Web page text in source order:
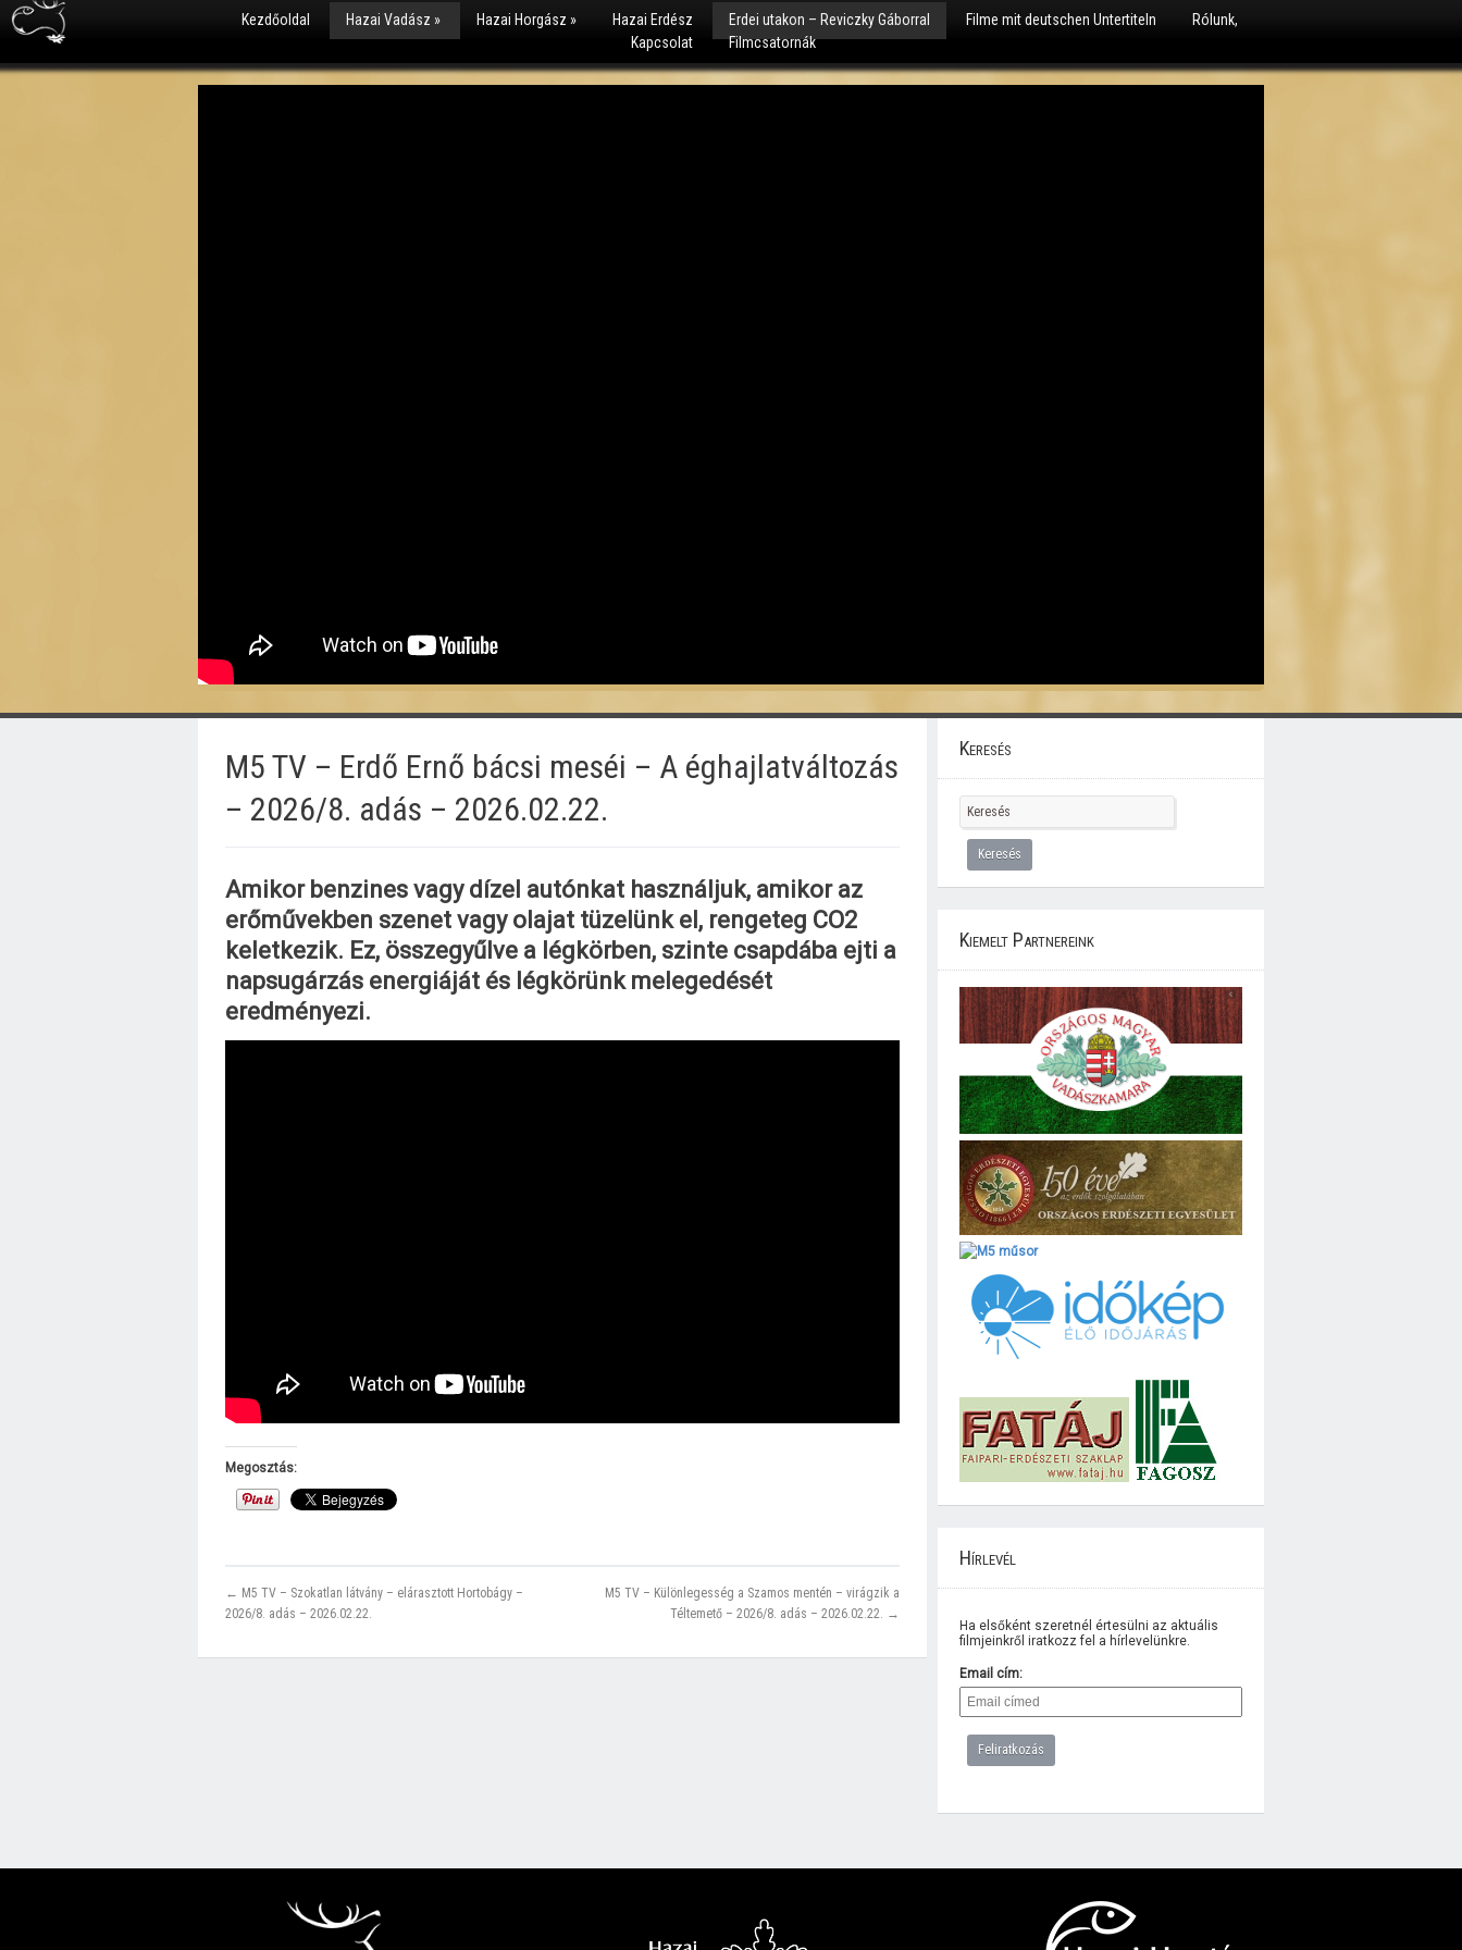
Kezdőoldal Hazai Vadász » Hazai Horgász » Hazai Erdész Erdei utakon – Reviczky Gáborral Filme mit deutschen Untertiteln
Rólunk,
Kapcsolat
Filmcsatornák
M5 TV – Erdő Ernő bácsi meséi – A éghajlatváltozás
– 2026/8. adás – 2026.02.22.
Amikor benzines vagy dízel autónkat használjuk, amikor az
erőművekben szenet vagy olajat tüzelünk el, rengeteg CO2
keletkezik. Ez, összegyűlve a légkörben, szinte csapdába ejti a
napsugárzás energiáját és légkörünk melegedését
eredményezi.
Megosztás:
← M5 TV – Szokatlan látvány – elárasztott Hortobágy –
2026/8. adás – 2026.02.22.
M5 TV – Különlegesség a Szamos mentén – virágzik a
Téltemető – 2026/8. adás – 2026.02.22. →
Keresés
Kiemelt Partnereink
Hírlevél
Ha elsőként szeretnél értesülni az aktuális
filmjeinkről iratkozz fel a hírlevelünkre.
Email cím: